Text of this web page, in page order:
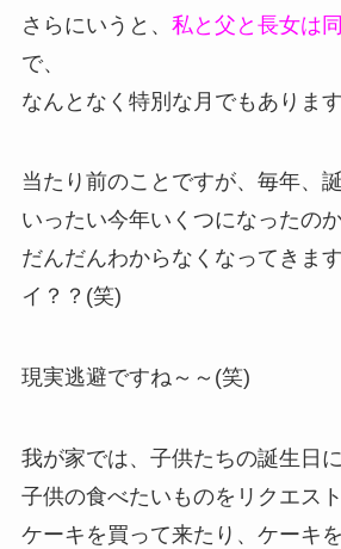
さらにいうと、 私と父と長女は
で、
なんとなく特別な月でもあります
当たり前のことですが、毎年、
いったい今年いくつになったのか
だんだんわからなくなってきま
イ？？(笑)
現実逃避ですね～～(笑)
我が家では、子供たちの誕生日に
子供の食べたいものをリクエス
ケーキを買って来たり、ケーキ